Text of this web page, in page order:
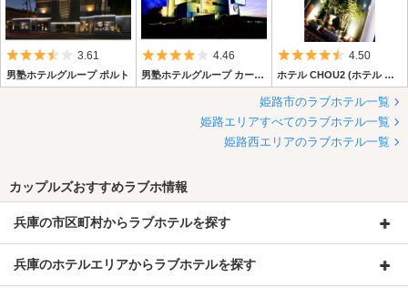
5つ星のうち3.5
3.61
男塾ホテルグループ ポルト
5つ星のうち4
4.46
男塾ホテルグループ カーシュ
5つ星のうち
4.50
ホテル CHOU2 (ホテル シュシュ)
姫路市のラブホテル一覧
姫路エリアすべてのラブホテル一覧
姫路西エリアのラブホテル一覧
カップルズおすすめラブホ情報
兵庫の市区町村からラブホテルを探す
兵庫のホテルエリアからラブホテルを探す